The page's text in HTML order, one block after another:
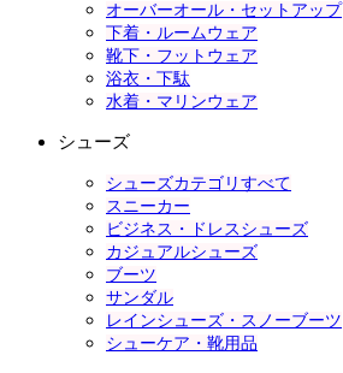
オーバーオール・セットアップ
下着・ルームウェア
靴下・フットウェア
浴衣・下駄
水着・マリンウェア
シューズ
シューズカテゴリすべて
スニーカー
ビジネス・ドレスシューズ
カジュアルシューズ
ブーツ
サンダル
レインシューズ・スノーブーツ
シューケア・靴用品